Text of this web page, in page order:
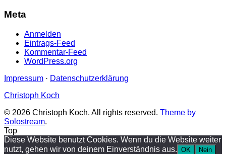
Meta
Anmelden
Eintrags-Feed
Kommentar-Feed
WordPress.org
Impressum · Datenschutzerklärung
Christoph Koch
© 2026 Christoph Koch. All rights reserved. Theme by
Solostream.
Top
Diese Website benutzt Cookies. Wenn du die Website weiter
nutzt, gehen wir von deinem Einverständnis aus. OK
Nein